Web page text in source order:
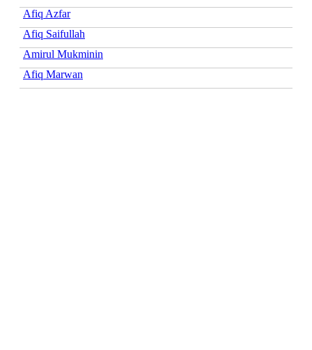
Afiq Azfar
Afiq Saifullah
Amirul Mukminin
Afiq Marwan